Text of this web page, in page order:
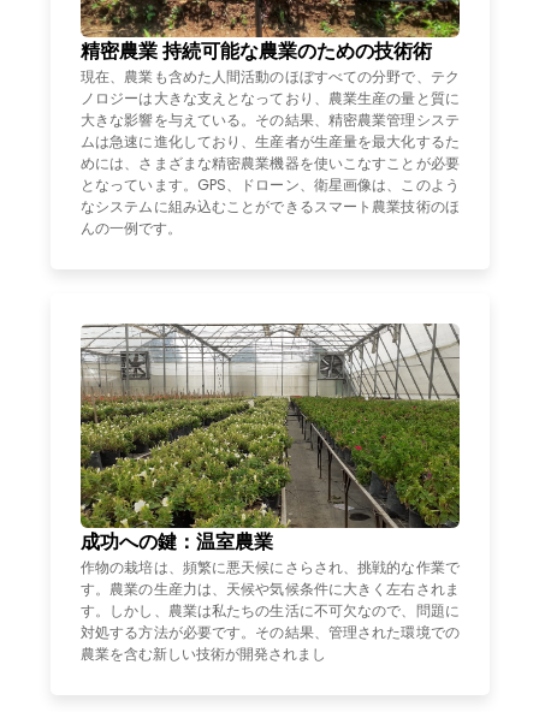
精密農業 持続可能な農業のための技術術
現在、農業も含めた人間活動のほぼすべての分野で、テク
ノロジーは大きな支えとなっており、農業生産の量と質に
大きな影響を与えている。その結果、精密農業管理システ
ムは急速に進化しており、生産者が生産量を最大化するた
めには、さまざまな精密農業機器を使いこなすことが必要
となっています。GPS、ドローン、衛星画像は、このよう
なシステムに組み込むことができるスマート農業技術のほ
んの一例です。
成功への鍵：温室農業
作物の栽培は、頻繁に悪天候にさらされ、挑戦的な作業で
す。農業の生産力は、天候や気候条件に大きく左右されま
す。しかし、農業は私たちの生活に不可欠なので、問題に
対処する方法が必要です。その結果、管理された環境での
農業を含む新しい技術が開発されまし